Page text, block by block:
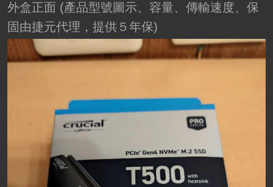
外盒正面 (產品型號圖示、容量、傳輸速度、保
固由捷元代理，提供５年保)